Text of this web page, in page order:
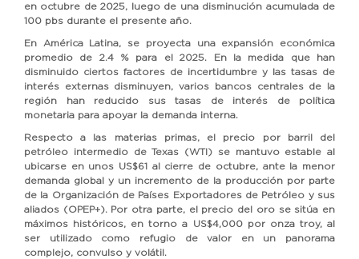
en octubre de 2025, luego de una disminución acumulada de
100 pbs durante el presente año.
En América Latina, se proyecta una expansión económica
promedio de 2.4 % para el 2025. En la medida que han
disminuido ciertos factores de incertidumbre y las tasas de
interés externas disminuyen, varios bancos centrales de la
región han reducido sus tasas de interés de política
monetaria para apoyar la demanda interna.
Respecto a las materias primas, el precio por barril del
petróleo intermedio de Texas (WTI) se mantuvo estable al
ubicarse en unos US$61 al cierre de octubre, ante la menor
demanda global y un incremento de la producción por parte
de la Organización de Países Exportadores de Petróleo y sus
aliados (OPEP+). Por otra parte, el precio del oro se sitúa en
máximos históricos, en torno a US$4,000 por onza troy, al
ser utilizado como refugio de valor en un panorama
complejo, convulso y volátil.